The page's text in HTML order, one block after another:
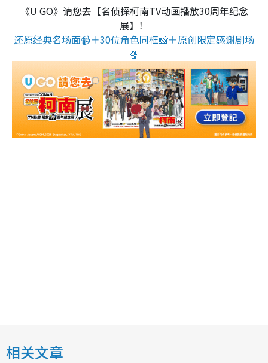
《U GO》请您去【名侦探柯南TV动画播放30周年纪念
展】！
还原经典名场面📹＋30位角色同框📸＋原创限定感谢剧场
🍿
相关文章